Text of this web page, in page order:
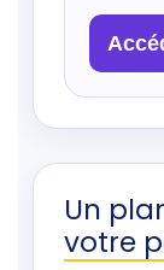
Un
votre